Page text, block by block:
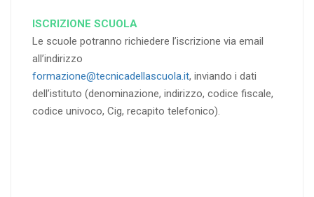
ISCRIZIONE SCUOLA
Le scuole potranno richiedere l’iscrizione via email
all’indirizzo
formazione@tecnicadellascuola.it, inviando i dati
dell’istituto (denominazione, indirizzo, codice fiscale,
codice univoco, Cig, recapito telefonico).